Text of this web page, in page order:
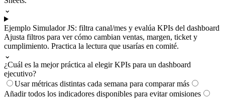
⌄
Ejemplo Simulador JS: filtra canal/mes y evalúa KPIs del dashboard
Ajusta filtros para ver cómo cambian ventas, margen, ticket y
cumplimiento. Practica la lectura que usarías en comité.
⌄
¿Cuál es la mejor práctica al elegir KPIs para un dashboard
ejecutivo?
Usar métricas distintas cada semana para comparar más
Añadir todos los indicadores disponibles para evitar omisiones